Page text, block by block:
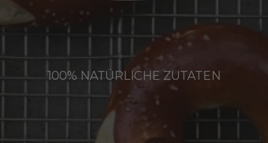
100% NATÜRLICHE ZUTATEN